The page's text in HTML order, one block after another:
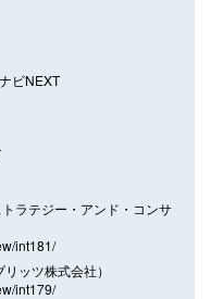
ビNEXT
ラテジー・アンド・コンサ
int181/
ッツ株式会社）
int179/